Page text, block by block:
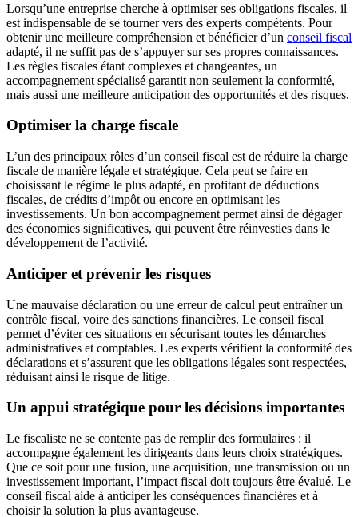
Lorsqu’une entreprise cherche à optimiser ses obligations fiscales, il
est indispensable de se tourner vers des experts compétents. Pour
obtenir une meilleure compréhension et bénéficier d’un conseil fiscal
adapté, il ne suffit pas de s’appuyer sur ses propres connaissances.
Les règles fiscales étant complexes et changeantes, un
accompagnement spécialisé garantit non seulement la conformité,
mais aussi une meilleure anticipation des opportunités et des risques.
Optimiser la charge fiscale
L’un des principaux rôles d’un conseil fiscal est de réduire la charge
fiscale de manière légale et stratégique. Cela peut se faire en
choisissant le régime le plus adapté, en profitant de déductions
fiscales, de crédits d’impôt ou encore en optimisant les
investissements. Un bon accompagnement permet ainsi de dégager
des économies significatives, qui peuvent être réinvesties dans le
développement de l’activité.
Anticiper et prévenir les risques
Une mauvaise déclaration ou une erreur de calcul peut entraîner un
contrôle fiscal, voire des sanctions financières. Le conseil fiscal
permet d’éviter ces situations en sécurisant toutes les démarches
administratives et comptables. Les experts vérifient la conformité des
déclarations et s’assurent que les obligations légales sont respectées,
réduisant ainsi le risque de litige.
Un appui stratégique pour les décisions importantes
Le fiscaliste ne se contente pas de remplir des formulaires : il
accompagne également les dirigeants dans leurs choix stratégiques.
Que ce soit pour une fusion, une acquisition, une transmission ou un
investissement important, l’impact fiscal doit toujours être évalué. Le
conseil fiscal aide à anticiper les conséquences financières et à
choisir la solution la plus avantageuse.